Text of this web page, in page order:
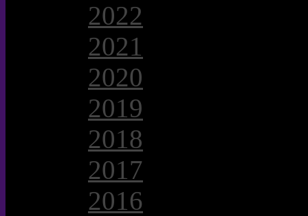
2022
2021
2020
2019
2018
2017
2016